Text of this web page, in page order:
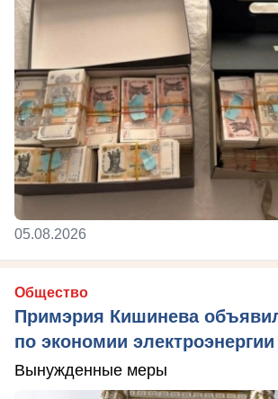
05.08.2026
Общество
Примэрия Кишинева
по экономии
Вынужденные меры